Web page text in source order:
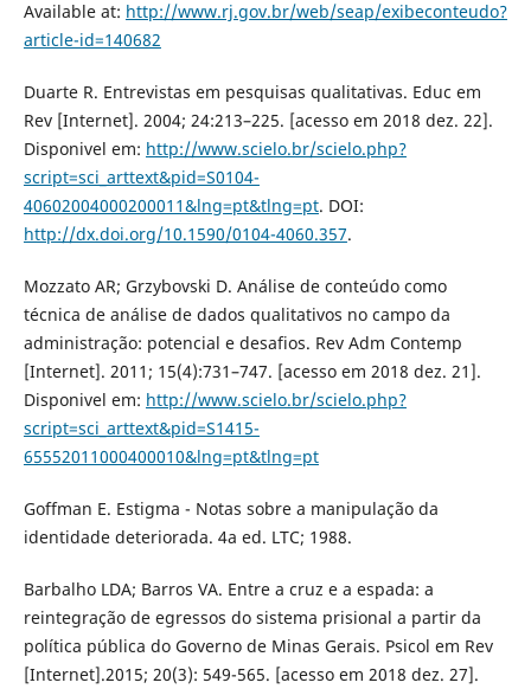
Available at: http://www.rj.gov.br/web/seap/exibeconteudo?
article-id=140682
Duarte R. Entrevistas em pesquisas qualitativas. Educ em
Rev [Internet]. 2004; 24:213–225. [acesso em 2018 dez. 22].
Disponivel em: http://www.scielo.br/scielo.php?
script=sci_arttext&pid=S0104-
40602004000200011&lng=pt&tlng=pt. DOI:
http://dx.doi.org/10.1590/0104-4060.357.
Mozzato AR; Grzybovski D. Análise de conteúdo como
técnica de análise de dados qualitativos no campo da
administração: potencial e desafios. Rev Adm Contemp
[Internet]. 2011; 15(4):731–747. [acesso em 2018 dez. 21].
Disponivel em: http://www.scielo.br/scielo.php?
script=sci_arttext&pid=S1415-
65552011000400010&lng=pt&tlng=pt
Goffman E. Estigma - Notas sobre a manipulação da
identidade deteriorada. 4a ed. LTC; 1988.
Barbalho LDA; Barros VA. Entre a cruz e a espada: a
reintegração de egressos do sistema prisional a partir da
política pública do Governo de Minas Gerais. Psicol em Rev
[Internet].2015; 20(3): 549-565. [acesso em 2018 dez. 27].